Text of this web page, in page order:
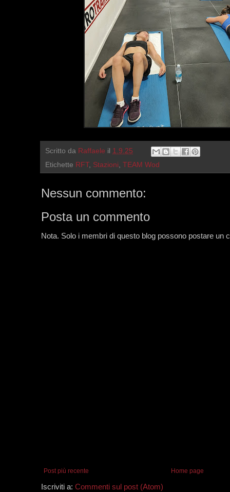
Scritto da Raffaele il 1.9.25
Etichette RFT, Stazioni TEAM Wod
Nessun commento:
Posta un commento
Nota. Solo i membri di questo blog possono postare un
Post più recente Home page
Iscriviti a: Commenti sul post (Atom)